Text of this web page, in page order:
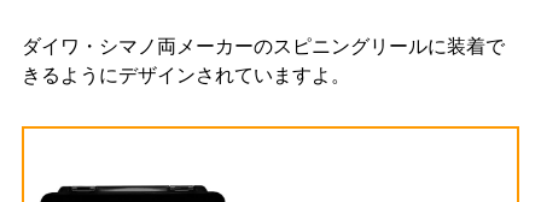
ダイワ・シマノ両メーカーのスピニングリールに装着で
きるようにデザインされていますよ。